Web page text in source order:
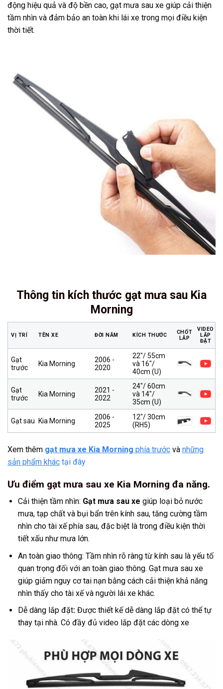
động hiệu quả và độ bền cao, gạt mưa sau xe giúp cải thiện
tầm nhìn và đảm bảo an toàn khi lái xe trong mọi điều kiện
thời tiết.
Thông tin kích thước gạt mưa sau Kia
Morning
VỊ TRÍ TÊN XE ĐỜI NĂM KÍCH THƯỚC
CHỐT
LẮP
VIDEO
LẮP
ĐẶT
Gạt
trước
Kia Morning
2006 -
2020
22″/ 55cm
và 16″/
40cm (U)
Gạt
trước
Kia Morning
2021 -
2022
24″/ 60cm
và 14″/
35cm (U)
Gạt sau Kia Morning
2006 -
2025
12″/ 30cm
(RH5)
Xem thêm gạt mưa xe Kia Morning phía trước và những
sản phẩm khác tại đây
Ưu điểm gạt mưa sau xe Kia Morning đa năng.
Cải thiện tầm nhìn: Gạt mưa sau xe giúp loại bỏ nước
mưa, tạp chất và bụi bẩn trên kính sau, tăng cường tầm
nhìn cho tài xế phía sau, đặc biệt là trong điều kiện thời
tiết xấu như mưa lớn.
An toàn giao thông: Tầm nhìn rõ ràng từ kính sau là yếu tố
quan trọng đối với an toàn giao thông. Gạt mưa sau xe
giúp giảm nguy cơ tai nạn bằng cách cải thiện khả năng
nhìn thấy cho tài xế và người lái xe khác.
Dễ dàng lắp đặt: Được thiết kế dễ dàng lắp đặt có thể tự
thay tại nhà. Có đầy đủ video lắp đặt các dòng xe